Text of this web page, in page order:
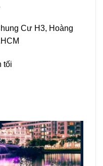
Cư H3, Hoàng
tối